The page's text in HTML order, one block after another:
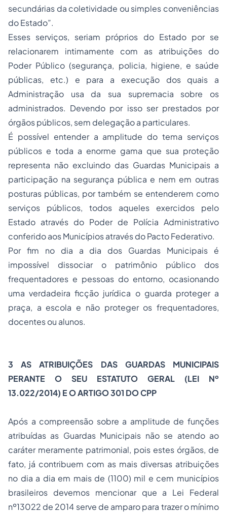
secundárias da coletividade ou simples conveniências
do Estado”.
Esses serviços, seriam próprios do Estado por se
relacionarem intimamente com as atribuições do
Poder Público (segurança, policia, higiene, e saúde
públicas, etc.) e para a execução dos quais a
Administração usa da sua supremacia sobre os
administrados. Devendo por isso ser prestados por
órgãos públicos, sem delegação a particulares.
É possível entender a amplitude do tema serviços
públicos e toda a enorme gama que sua proteção
representa não excluindo das Guardas Municipais a
participação na segurança pública e nem em outras
posturas públicas, por também se entenderem como
serviços públicos, todos aqueles exercidos pelo
Estado através do Poder de Polícia Administrativo
conferido aos Municípios através do Pacto Federativo.
Por fim no dia a dia dos Guardas Municipais é
impossível dissociar o patrimônio público dos
frequentadores e pessoas do entorno, ocasionando
uma verdadeira ficção jurídica o guarda proteger a
praça, a escola e não proteger os frequentadores,
docentes ou alunos.
3 AS ATRIBUIÇÕES DAS GUARDAS MUNICIPAIS
PERANTE O SEU ESTATUTO GERAL (LEI Nº
13.022/2014) E O ARTIGO 301 DO CPP
Após a compreensão sobre a amplitude de funções
atribuídas as Guardas Municipais não se atendo ao
caráter meramente patrimonial, pois estes órgãos, de
fato, já contribuem com as mais diversas atribuições
no dia a dia em mais de (1100) mil e cem municípios
brasileiros devemos mencionar que a Lei Federal
nº13022 de 2014 serve de amparo para trazer o mínimo